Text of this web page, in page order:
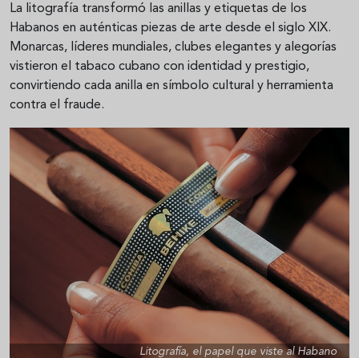
La litografía transformó las anillas y etiquetas de los
Habanos en auténticas piezas de arte desde el siglo XIX.
Monarcas, líderes mundiales, clubes elegantes y alegorías
vistieron el tabaco cubano con identidad y prestigio,
convirtiendo cada anilla en símbolo cultural y herramienta
contra el fraude.
Litografía, el papel que viste al Habano